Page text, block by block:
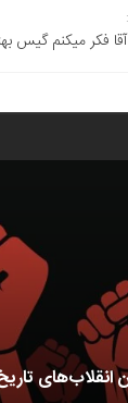
فکر میکنم گیس